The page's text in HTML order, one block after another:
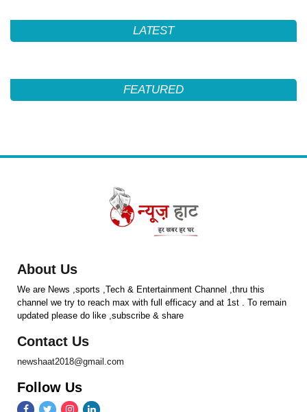
LATEST
FEATURED
About Us
We are News ,sports ,Tech & Entertainment Channel ,thru this
channel we try to reach max with full efficacy and at 1st . To remain
updated please do like ,subscribe & share
Contact Us
newshaat2018@gmail.com
Follow Us